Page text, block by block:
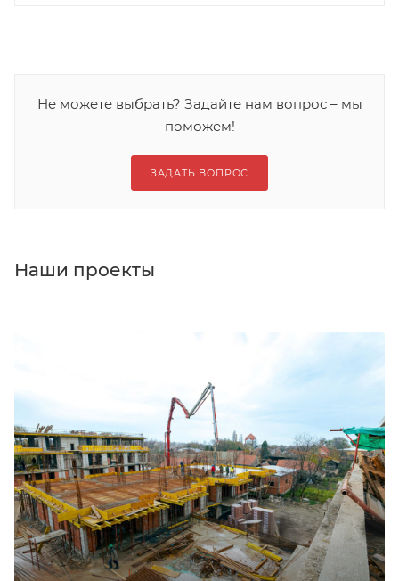
Не можете выбрать? Задайте нам вопрос – мы
поможем!
ЗАДАТЬ ВОПРОС
Наши проекты